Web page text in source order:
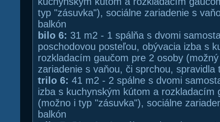
typ "zásuvka"), sociálne zariadenie s
balkón
bilo 6: 31 m2 - 1 spálňa s dvomi
poschodovou posteľou, obývacia izba s
rozkladacím gaučom pre 2 osoby
zariadenie s vaňou, či sprchou, spravidla
trilo 6: 41 m2 - 2 spálne s dvomi
izba s kuchynským kútom a rozkladacím
(možno i typ "zásuvka"), sociálne
balkón